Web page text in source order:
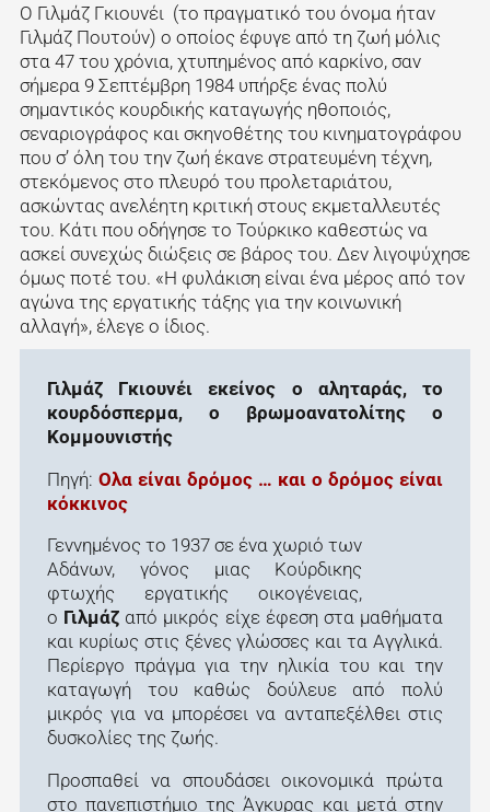
Ο Γιλμάζ Γκιουνέι (το πραγματικό του όνομα ήταν
Γιλμάζ Πουτούν) ο οποίος έφυγε από τη ζωή μόλις
στα 47 του χρόνια, χτυπημένος από καρκίνο, σαν
σήμερα 9 Σεπτέμβρη 1984 υπήρξε ένας πολύ
σημαντικός κουρδικής καταγωγής ηθοποιός,
σεναριογράφος και σκηνοθέτης του κινηματογράφου
που σ’ όλη του την ζωή έκανε στρατευμένη τέχνη,
στεκόμενος στο πλευρό του προλεταριάτου,
ασκώντας ανελέητη κριτική στους εκμεταλλευτές
του. Κάτι που οδήγησε το Τούρκικο καθεστώς να
ασκεί συνεχώς διώξεις σε βάρος του. Δεν λιγοψύχησε
όμως ποτέ του. «Η φυλάκιση είναι ένα μέρος από τον
αγώνα της εργατικής τάξης για την κοινωνική
αλλαγή», έλεγε ο ίδιος.
Γιλμάζ Γκιουνέι εκείνος ο αληταράς, το
κουρδόσπερμα, ο βρωμοανατολίτης ο
Κομμουνιστής
Πηγή:Ολα είναι δρόμος … και ο δρόμος είναι
κόκκινος
Γεννημένος το 1937 σε ένα χωριό των
Αδάνων, γόνος μιας Κούρδικης
φτωχής εργατικής οικογένειας,
ο Γιλμάζ από μικρός είχε έφεση στα μαθήματα
και κυρίως στις ξένες γλώσσες και τα Αγγλικά.
Περίεργο πράγμα για την ηλικία του και την
καταγωγή του καθώς δούλευε από πολύ
μικρός για να μπορέσει να ανταπεξέλθει στις
δυσκολίες της ζωής.
Προσπαθεί να σπουδάσει οικονομικά πρώτα
στο πανεπιστήμιο της Άγκυρας και μετά στην